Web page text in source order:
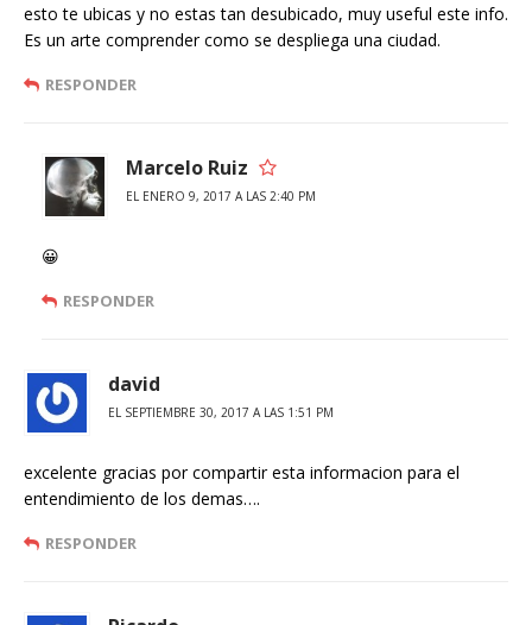
esto te ubicas y no estas tan desubicado, muy useful este info.
Es un arte comprender como se despliega una ciudad.
RESPONDER
Marcelo Ruiz
EL ENERO 9, 2017 A LAS 2:40 PM
😀
RESPONDER
david
EL SEPTIEMBRE 30, 2017 A LAS 1:51 PM
excelente gracias por compartir esta informacion para el
entendimiento de los demas….
RESPONDER